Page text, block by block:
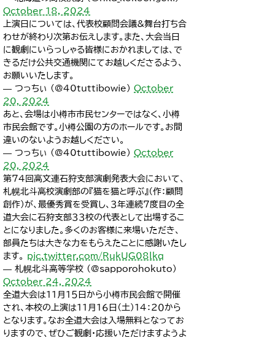
October 18, 2024
上演日については、代表校顧問会議&舞台打ち合
わせが終わり次第お伝えします。また、大会当日
に観劇にいらっしゃる皆様におかれましては、で
きるだけ公共交通機関にてお越しくださるよう、
お願いいたします。
— つっちぃ (@40tuttibowie) October
20, 2024
あと、会場は小樽市市民センターではなく、小樽
市民会館です。小樽公園の方のホールです。お間
違いのないようお越しください。
— つっちぃ (@40tuttibowie) October
20, 2024
第７４回高文連石狩支部演劇発表大会において、
札幌北斗高校演劇部の『猫を猫と呼ぶ』（作：顧問
創作）が、最優秀賞を受賞し、３年連続７度目の全
道大会に石狩支部３３校の代表として出場するこ
とになりました。多くのお客様に来場いただき、
部員たちは大きな力をもらえたことに感謝いたし
ます。 pic.twitter.com/RukUG08lkq
— 札幌北斗高等学校 (@sapporohokuto)
October 24, 2024
全道大会は１１月１５日から小樽市民会館で開催
され、本校の上演は１１月１６日（土）１４：２０から
となります。なお全道大会は入場無料となってお
りますので、ぜひご観劇・応援いただけますようよ